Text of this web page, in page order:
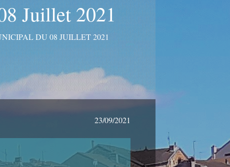
Juillet 2021
DU 08 JUILLET 2021
23/09/2021